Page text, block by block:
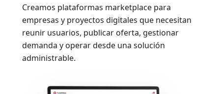
Creamos plataformas marketplace para
empresas y proyectos digitales que necesitan
reunir usuarios, publicar oferta, gestionar
demanda y operar desde una solución
administrable.